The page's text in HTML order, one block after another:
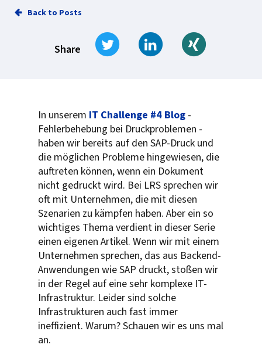
Back to Posts
Share
Tweet Share on LinkedIn
In unserem IT Challenge #4 Blog -
Fehlerbehebung bei Druckproblemen -
haben wir bereits auf den SAP-Druck und
die möglichen Probleme hingewiesen, die
auftreten können, wenn ein Dokument
nicht gedruckt wird. Bei LRS sprechen wir
oft mit Unternehmen, die mit diesen
Szenarien zu kämpfen haben. Aber ein so
wichtiges Thema verdient in dieser Serie
einen eigenen Artikel. Wenn wir mit einem
Unternehmen sprechen, das aus Backend-
Anwendungen wie SAP druckt, stoßen wir
in der Regel auf eine sehr komplexe IT-
Infrastruktur. Leider sind solche
Infrastrukturen auch fast immer
ineffizient. Warum? Schauen wir es uns mal
an.